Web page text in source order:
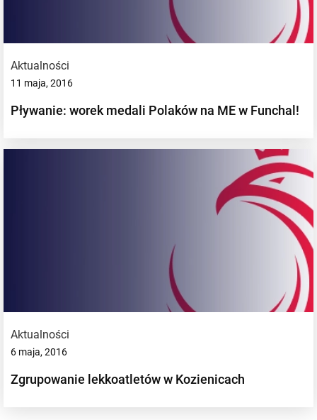
Aktualności
11 maja, 2016
Pływanie: worek medali Polaków na ME w Funchal!
Aktualności
6 maja, 2016
Zgrupowanie lekkoatletów w Kozienicach